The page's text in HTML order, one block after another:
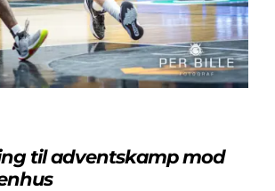
til adventskamp mod